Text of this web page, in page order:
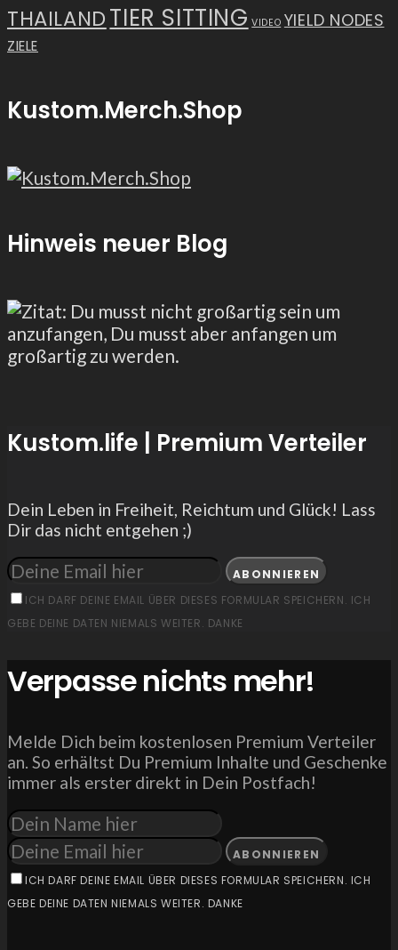
THAILANDTIER SITTING VIDEO YIELD NODES
ZIELE
Kustom.Merch.Shop
Hinweis neuer Blog
Kustom.life | Premium Verteiler
Dein Leben in Freiheit, Reichtum und Glück! Lass
Dir das nicht entgehen ;)
ABONNIEREN
ICH DARF DEINE EMAIL ÜBER DIESES FORMULAR SPEICHERN. ICH
GEBE DEINE DATEN NIEMALS WEITER. DANKE
Verpasse nichts mehr!
Melde Dich beim kostenlosen Premium Verteiler
an. So erhältst Du Premium Inhalte und Geschenke
immer als erster direkt in Dein Postfach!
ABONNIEREN
ICH DARF DEINE EMAIL ÜBER DIESES FORMULAR SPEICHERN. ICH
GEBE DEINE DATEN NIEMALS WEITER. DANKE